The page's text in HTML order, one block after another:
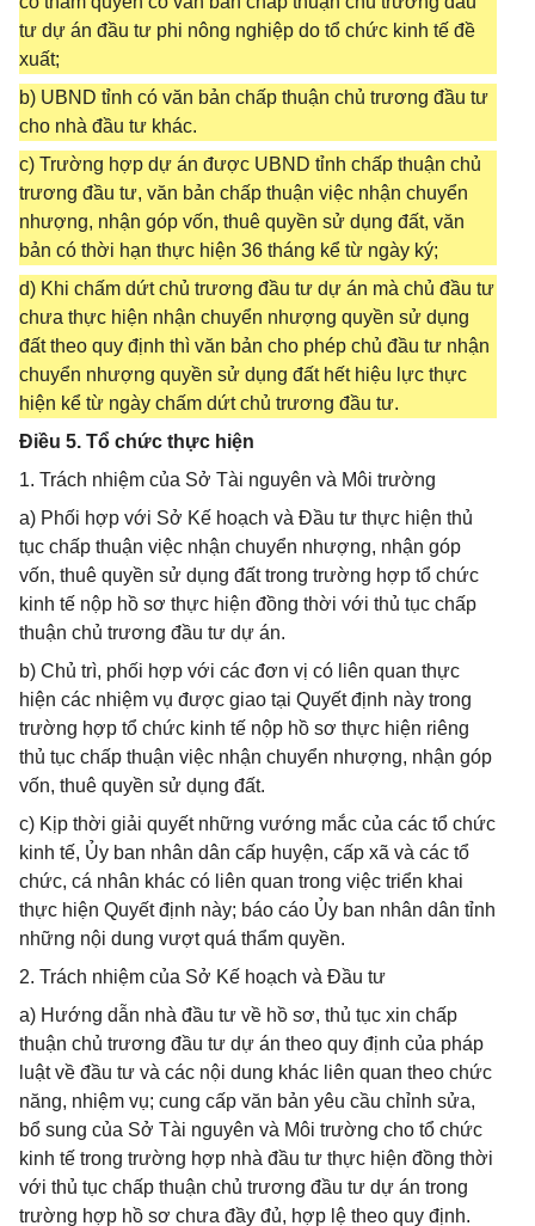
tư dự án đầu tư phi nông nghiệp do tổ chức kinh tế đề
xuất;
b) UBND tỉnh có văn bản chấp thuận chủ trương đầu tư
cho nhà đầu tư khác.
c) Trường hợp dự án được UBND tỉnh chấp thuận chủ
trương đầu tư, văn bản chấp thuận việc nhận chuyển
nhượng, nhận góp vốn, thuê quyền sử dụng đất, văn
bản có thời hạn thực hiện 36 tháng kể từ ngày ký;
d) Khi chấm dứt chủ trương đầu tư dự án mà chủ đầu tư
chưa thực hiện nhận chuyển nhượng quyền sử dụng
đất theo quy định thì văn bản cho phép chủ đầu tư nhận
chuyển nhượng quyền sử dụng đất hết hiệu lực thực
hiện kể từ ngày chấm dứt chủ trương đầu tư.
Điều 5. Tổ chức thực hiện
1. Trách nhiệm của Sở Tài nguyên và Môi trường
a) Phối hợp với Sở Kế hoạch và Đầu tư thực hiện thủ
tục chấp thuận việc nhận chuyển nhượng, nhận góp
vốn, thuê quyền sử dụng đất trong trường hợp tổ chức
kinh tế nộp hồ sơ thực hiện đồng thời với thủ tục chấp
thuận chủ trương đầu tư dự án.
b) Chủ trì, phối hợp với các đơn vị có liên quan thực
hiện các nhiệm vụ được giao tại Quyết định này trong
trường hợp tổ chức kinh tế nộp hồ sơ thực hiện riêng
thủ tục chấp thuận việc nhận chuyển nhượng, nhận góp
vốn, thuê quyền sử dụng đất.
c) Kịp thời giải quyết những vướng mắc của các tổ chức
kinh tế, Ủy ban nhân dân cấp huyện, cấp xã và các tổ
chức, cá nhân khác có liên quan trong việc triển khai
thực hiện Quyết định này; báo cáo Ủy ban nhân dân tỉnh
những nội dung vượt quá thẩm quyền.
2. Trách nhiệm của Sở Kế hoạch và Đầu tư
a) Hướng dẫn nhà đầu tư về hồ sơ, thủ tục xin chấp
thuận chủ trương đầu tư dự án theo quy định của pháp
luật về đầu tư và các nội dung khác liên quan theo chức
năng, nhiệm vụ; cung cấp văn bản yêu cầu chỉnh sửa,
bổ sung của Sở Tài nguyên và Môi trường cho tổ chức
kinh tế trong trường hợp nhà đầu tư thực hiện đồng thời
với thủ tục chấp thuận chủ trương đầu tư dự án trong
trường hợp hồ sơ chưa đầy đủ, hợp lệ theo quy định.